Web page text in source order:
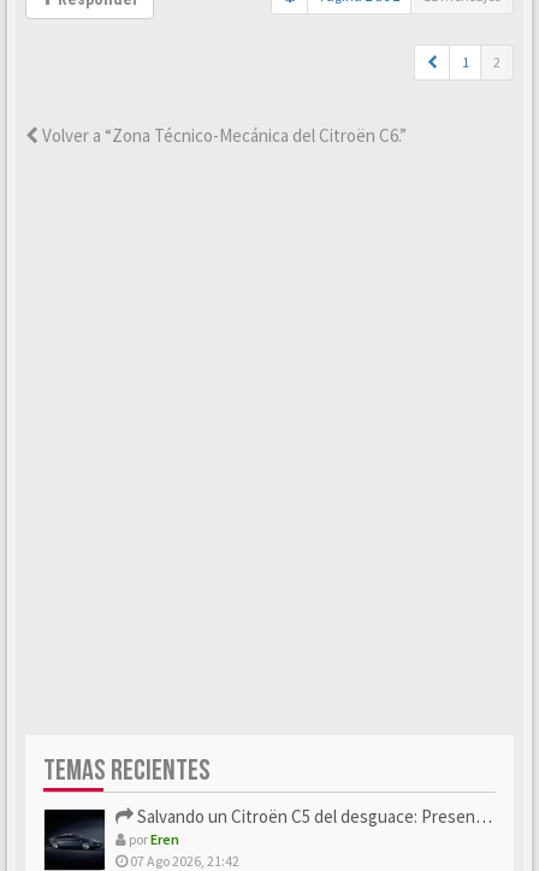
1 2
Volver a “Zona Técnico-Mecánica del Citroën C6.”
TEMAS RECIENTES
Salvando un Citroën C5 del desguace: Presentación y seguimiento
porEren
07 Ago 2026, 21:42